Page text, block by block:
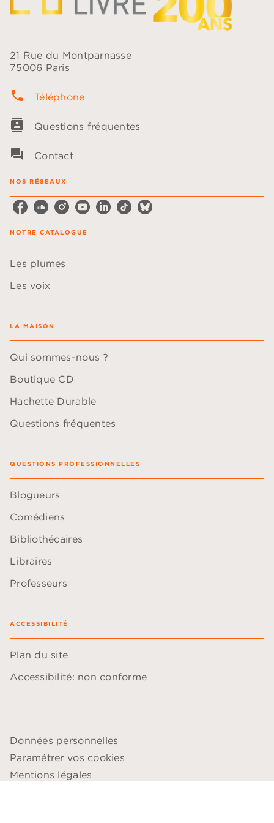
21 Rue du Montparnasse
75006 Paris
phone Téléphone
contacts Questions fréquentes
question_answer Contact
NOS RÉSEAUX
NOTRE CATALOGUE
Les plumes
Les voix
LA MAISON
Qui sommes-nous ?
Boutique CD
Hachette Durable
Questions fréquentes
QUESTIONS PROFESSIONNELLES
Blogueurs
Comédiens
Bibliothécaires
Libraires
Professeurs
ACCESSIBILITÉ
Plan du site
Accessibilité: non conforme
Données personnelles
Paramétrer vos cookies
Mentions légales